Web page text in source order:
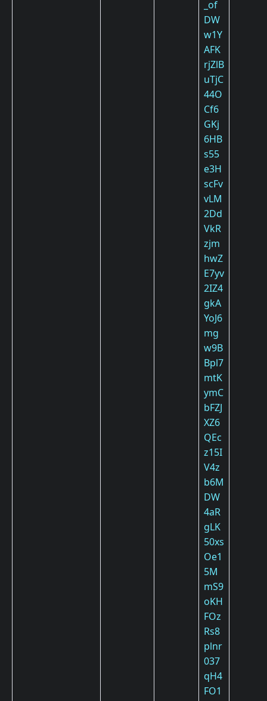
_of
DW
w1Y
AFK
rjZlB
uTjC
44O
Cf6
GKj
6HB
s55
e3H
scFv
vLM
2Dd
VkR
zjm
hwZ
E7yv
2IZ4
gkA
YoJ6
mg
w9B
Bpl7
mtK
ymC
bFZJ
XZ6
QEc
z15I
V4z
b6M
DW
4aR
gLK
50xs
Oe1
5M
mS9
oKH
FOz
Rs8
plnr
037
qH4
FO1